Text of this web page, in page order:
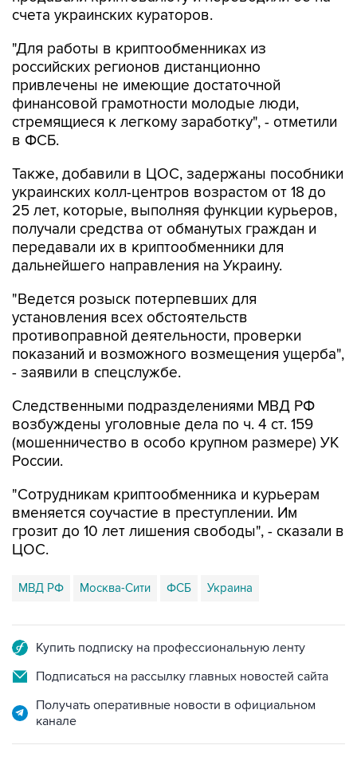
счета украинских кураторов.
"Для работы в криптообменниках из
российских регионов дистанционно
привлечены не имеющие достаточной
финансовой грамотности молодые люди,
стремящиеся к легкому заработку", - отметили
в ФСБ.
Также, добавили в ЦОС, задержаны пособники
украинских колл-центров возрастом от 18 до
25 лет, которые, выполняя функции курьеров,
получали средства от обманутых граждан и
передавали их в криптообменники для
дальнейшего направления на Украину.
"Ведется розыск потерпевших для
установления всех обстоятельств
противоправной деятельности, проверки
показаний и возможного возмещения ущерба",
- заявили в спецслужбе.
Следственными подразделениями МВД РФ
возбуждены уголовные дела по ч. 4 ст. 159
(мошенничество в особо крупном размере) УК
России.
"Сотрудникам криптообменника и курьерам
вменяется соучастие в преступлении. Им
грозит до 10 лет лишения свободы", - сказали в
ЦОС.
МВД РФ Москва-Сити ФСБ Украина
Купить подписку на профессиональную ленту
Подписаться на рассылку главных новостей сайта
Получать оперативные новости в официальном
канале